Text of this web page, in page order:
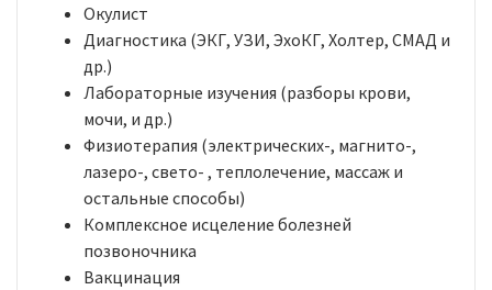
Окулист
Диагностика (ЭКГ, УЗИ, ЭхоКГ, Холтер, СМАД и
др.)
Лабораторные изучения (разборы крови,
мочи, и др.)
Физиотерапия (электрических-, магнито-,
лазеро-, свето- , теплолечение, массаж и
остальные способы)
Комплексное исцеление болезней
позвоночника
Вакцинация